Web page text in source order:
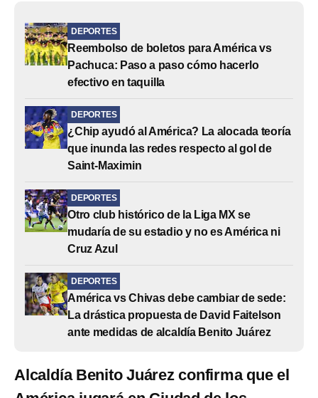
DEPORTES
Reembolso de boletos para América vs
Pachuca: Paso a paso cómo hacerlo
efectivo en taquilla
DEPORTES
¿Chip ayudó al América? La alocada teoría
que inunda las redes respecto al gol de
Saint-Maximin
DEPORTES
Otro club histórico de la Liga MX se
mudaría de su estadio y no es América ni
Cruz Azul
DEPORTES
América vs Chivas debe cambiar de sede:
La drástica propuesta de David Faitelson
ante medidas de alcaldía Benito Juárez
Alcaldía Benito Juárez confirma que el